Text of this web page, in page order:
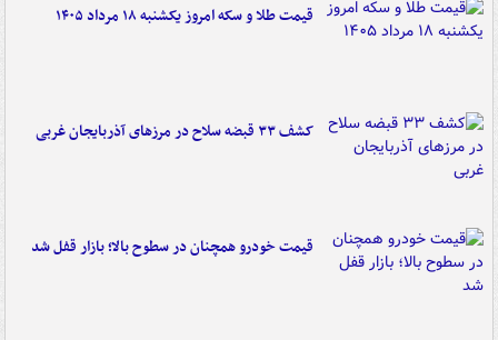
قیمت طلا و سکه امروز یکشنبه ۱۸ مرداد ۱۴۰۵
کشف ۳۳ قبضه سلاح در مرزهای آذربایجان غربی
قیمت خودرو همچنان در سطوح بالا؛ بازار قفل شد